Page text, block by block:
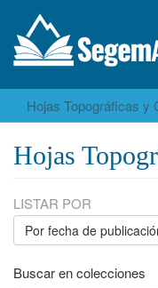
Hojas Topográficas y
Hojas
LISTAR POR
Por fecha de
Buscar en colecciones